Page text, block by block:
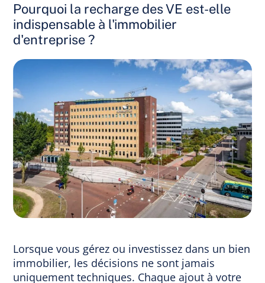
Pourquoi la recharge des VE est-elle
indispensable à l'immobilier
d'entreprise ?
Lorsque vous gérez ou investissez dans un bien
immobilier, les décisions ne sont jamais
uniquement techniques. Chaque ajout à votre